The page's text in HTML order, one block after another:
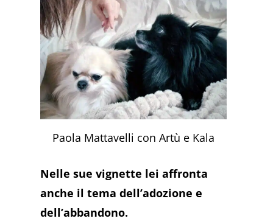
Paola Mattavelli con Artù e Kala
Nelle sue vignette lei affronta
anche il tema dell’adozione e
dell’abbandono.